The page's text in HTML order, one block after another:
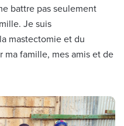
battre pas seulement
Je suis
mastectomie et du
famille, mes amis et de